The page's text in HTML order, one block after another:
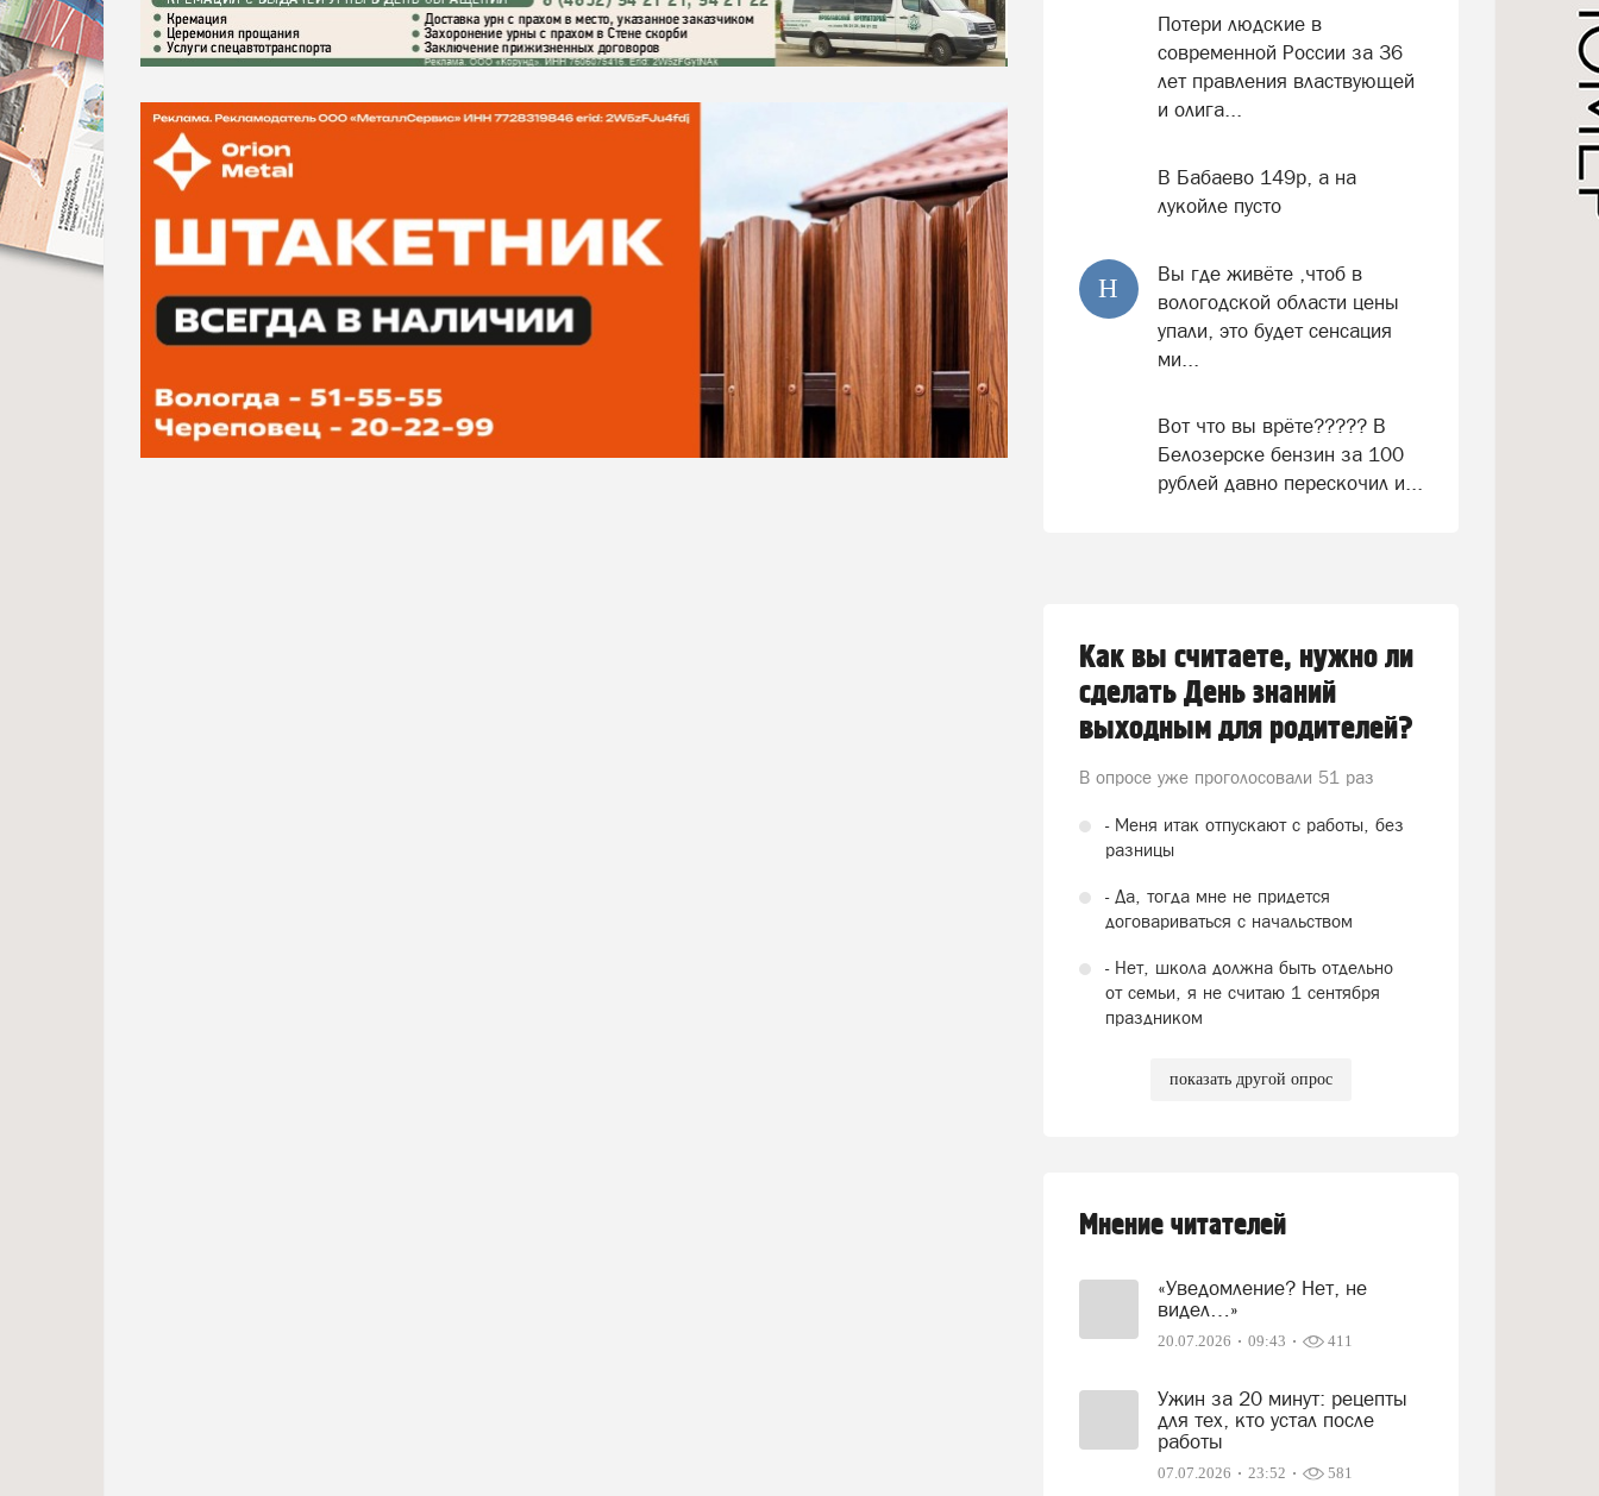
Потери людские в
современной России за 36
лет правления властвующей
и олига...
В Бабаево 149р, а на
лукойле пусто
Н
Вы где живёте ,чтоб в
вологодской области цены
упали, это будет сенсация
ми...
Вот что вы врёте????? В
Белозерске бензин за 100
рублей давно перескочил и...
Как вы считаете, нужно ли
сделать День знаний
выходным для родителей?
В опросе уже проголосовали 51 раз
- Меня итак отпускают с работы, без
разницы
- Да, тогда мне не придется
договариваться с начальством
- Нет, школа должна быть отдельно
от семьи, я не считаю 1 сентября
праздником
показать другой опрос
Мнение читателей
«Уведомление? Нет, не
видел…»
20.07.2026 09:43 411
Ужин за 20 минут: рецепты
для тех, кто устал после
работы
07.07.2026 23:52 581